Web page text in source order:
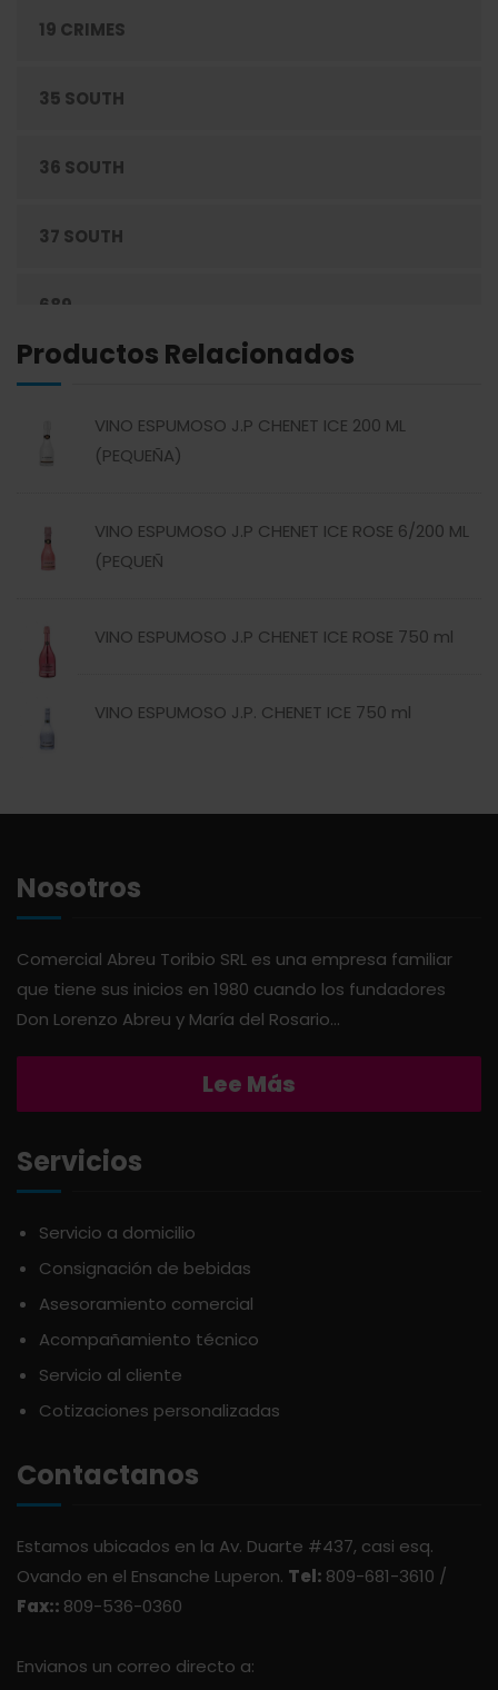
CONGELADOS
CUIDADO PERSONAL
DESECHABLES
ENLATADOS
ESPECIAS
HARINAS
LAVANDERÍA
LIMPIEZA DEL HOGAR
PANADERÍA
PASTAS
PICADERAS
SNACKS
ÚTILES ESCOLARES
19 CRIMES
35 SOUTH
36 SOUTH
37 SOUTH
689
ABSOLUT
AMBAR
AMERICANA
APOTHIC
AQUA
ARDUINI
ATLANTICO
AVALON
AVERNA
AZUKITA
BACARDI
BAILEY
BALDOM
Productos Relacionados
VINO ESPUMOSO J.P CHENET ICE 200 ML
(PEQUEÑA)
VINO ESPUMOSO J.P CHENET ICE ROSE 6/200 ML
(PEQUEÑ
VINO ESPUMOSO J.P CHENET ICE ROSE 750 ml
VINO ESPUMOSO J.P. CHENET ICE 750 ml
Nosotros
Comercial Abreu Toribio SRL es una empresa familiar
que tiene sus inicios en 1980 cuando los fundadores
Don Lorenzo Abreu y María del Rosario...
Lee Más
Servicios
Servicio a domicilio
Consignación de bebidas
Asesoramiento comercial
Acompañamiento técnico
Servicio al cliente
Cotizaciones personalizadas
Contactanos
Estamos ubicados en la Av. Duarte #437, casi esq.
Ovando en el Ensanche Luperon. Tel: 809-681-3610 /
Fax:: 809-536-0360
Envianos un correo directo a: